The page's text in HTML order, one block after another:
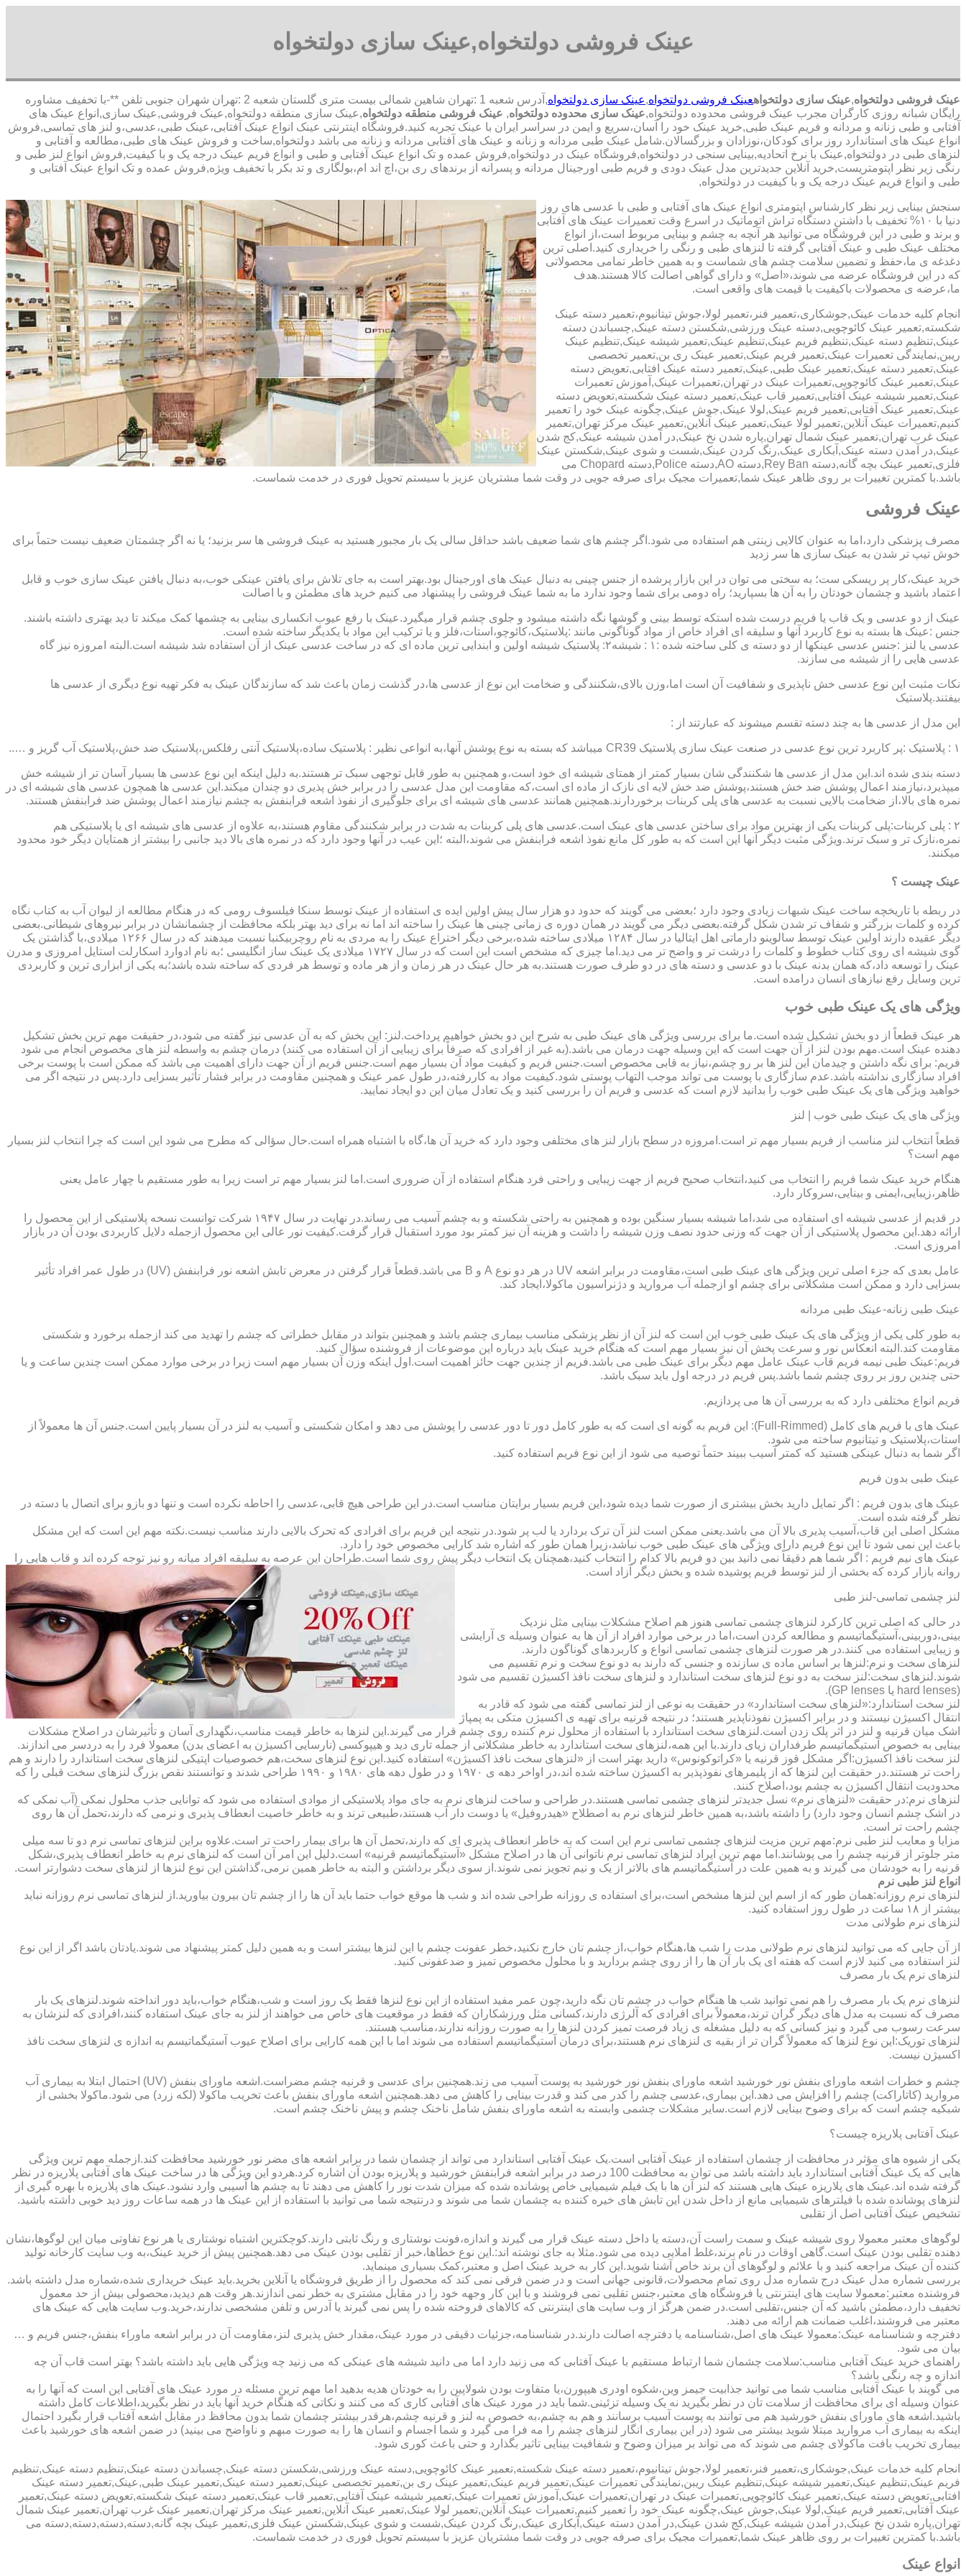
عینک فروشی دولتخواه,عینک سازی دولتخواه
عینک فروشی دولتخواه,عینک سازی دولتخواهعینک فروشی دولتخواه,عینک سازی دولتخواه
,آدرس شعبه 1 :تهران شاهین شمالی بیست متری گلستان شعبه 2 :تهران شهران جنوبی تلفن **-با تخفیف مشاوره
رایگان شبانه روزی کارگران مجرب عینک فروشی محدوده دولتخواه,عینک سازی محدوده دولتخواه, عینک فروشی منطقه دولتخواه,عینک سازی منطقه دولتخواه,عینک فروشی,عینک سازی,انواع عینک های
آفتابی و طبی زنانه و مردانه و فریم عینک طبی,خرید عینک خود را آسان،سریع و ایمن در سراسر ایران با عینک تجربه کنید.فروشگاه اینترنتی عینک انواع عینک آفتابی،عینک طبی،عدسی،و لنز های تماسی,فروش
انواع عینک های استاندارد روز برای کودکان،نوزادان و بزرگسالان.شامل عینک طبی مردانه و زنانه و عینک های آفتابی مردانه و زنانه می باشد دولتخواه,ساخت و فروش عینک های طبی،مطالعه و آفتابی و
لنزهای طبی در دولتخواه,عینک با نرخ اتحادیه,بینایی سنجی در دولتخواه,فروشگاه عینک در دولتخواه,فروش عمده و تک انواع عینک آفتابی و طبی و انواع فریم عینک درجه یک و با کیفیت,فروش انواع لنز طبی و
رنگی زیر نظر اپتومتریست,خرید آنلاین جدیدترین مدل عینک دودی و فریم طبی اورجینال مردانه و پسرانه از برندهای ری بن،اچ اند ام،بولگاری و تد بکر با تخفیف ویژه,فروش عمده و تک انواع عینک آفتابی و
طبی و انواع فریم عینک درجه یک و با کیفیت در دولتخواه,
سنجش بینایی زیر نظر کارشناس اپتومتری انواع عینک های آفتابی و طبی با عدسی های روز
دنیا با ۱۰% تخفیف با داشتن دستگاه تراش اتوماتیک در اسرع وقت تعمیرات عینک های آفتابی
و برند و طبی در این فروشگاه می توانید هر آنچه به چشم و بینایی مربوط است،از انواع
مختلف عینک طبی و عینک آفتابی گرفته تا لنزهای طبی و رنگی را خریداری کنید.اصلی ترین
دغدغه ی ما،حفظ و تضمین سلامت چشم های شماست و به همین خاطر تمامی محصولاتی
که در این فروشگاه عرضه می شوند،«اصل» و دارای گواهی اصالت کالا هستند.هدف
ما،عرضه ی محصولات باکیفیت با قیمت های واقعی است.
انجام کلیه خدمات عینک,جوشکاری،تعمیر فنر،تعمیر لولا،جوش تیتانیوم،تعمیر دسته عینک
شکسته,تعمیر عینک کائوچویی,دسته عینک ورزشی,شکستن دسته عینک,چسباندن دسته
عینک,تنظیم دسته عینک,تنظیم فریم عینک,تنظیم عینک,تعمیر شیشه عینک,تنظیم عینک
ریبن,نمایندگی تعمیرات عینک,تعمیر فریم عینک,تعمیر عینک ری بن,تعمیر تخصصی
عینک,تعمیر دسته عینک,تعمیر عینک طبی,عینک,تعمیر دسته عینک افتابی,تعویض دسته
عینک,تعمیر عینک کائوچویی,تعمیرات عینک در تهران,تعمیرات عینک,آموزش تعمیرات
عینک,تعمیر شیشه عینک آفتابی,تعمیر قاب عینک,تعمیر دسته عینک شکسته,تعویض دسته
عینک,تعمیر عینک آفتابی,تعمیر فریم عینک,لولا عینک,جوش عینک,چگونه عینک خود را تعمیر
کنیم,تعمیرات عینک آنلاین,تعمیر لولا عینک,تعمیر عینک آنلاین,تعمیر عینک مرکز تهران,تعمیر
عینک غرب تهران,تعمیر عینک شمال تهران,پاره شدن نخ عینک,در آمدن شیشه عینک,کج شدن
عینک,در آمدن دسته عینک,آبکاری عینک,رنگ کردن عینک,شست و شوی عینک,شکستن عینک
فلزی,تعمیر عینک بچه گانه,دسته Rey Ban,دسته AO,دسته Police,دسته Chopard می
باشد.با کمترین تغییرات بر روی ظاهر عینک شما,تعمیرات مجیک برای صرفه جویی در وقت شما مشتریان عزیز با سیستم تحویل فوری در خدمت شماست.
عینک فروشی
مصرف پزشکی دارد،اما به عنوان کالایی زینتی هم استفاده می شود.اگر چشم های شما ضعیف باشد حداقل سالی یک بار مجبور هستید به عینک فروشی ها سر بزنید؛ یا نه اگر چشمتان ضعیف نیست حتماً برای
خوش تیپ تر شدن به عینک سازی ها سر زدید
خرید عینک،کار پر ریسکی ست؛ به سختی می توان در این بازار پرشده از جنس چینی به دنبال عینک های اورجینال بود.بهتر است به جای تلاش برای یافتن عینکی خوب،به دنبال یافتن عینک سازی خوب و قابل
اعتماد باشید و چشمان خودتان را به آن ها بسپارید؛ راه دومی برای شما وجود ندارد ما به شما عینک فروشی را پیشنهاد می کنیم خرید های مطمئن و با اصالت
عینک از دو عدسی و یک قاب یا فریم درست شده استکه توسط بینی و گوشها نگه داشته میشود و جلوی چشم قرار میگیرد.عینک با رفع عیوب انکساری بینایی به چشمها کمک میکند تا دید بهتری داشته باشند.
جنس :عینک ها بسته به نوع کاربرد آنها و سلیقه ای افراد خاص از مواد گوناگونی مانند :پلاستیک،کائوچو،استات،فلز و یا ترکیب این مواد با یکدیگر ساخته شده است.
عدسی یا لنز :جنس عدسی عینکها از دو دسته ی کلی ساخته شده :۱ : شیشه۲: پلاستیک شیشه اولین و ابندایی ترین ماده ای که در ساخت عدسی عینک از آن استفاده شد شیشه است.البته امروزه نیز گاه
عدسی هایی را از شیشه می سازند.
نکات مثبت این نوع عدسی خش ناپذیری و شفافیت آن است اما،وزن بالای،شکنندگی و ضخامت این نوع از عدسی ها،در گذشت زمان باعث شد که سازندگان عینک به فکر تهیه نوع دیگری از عدسی ها
بیفتند.پلاستیک
این مدل از عدسی ها به چند دسته تقسم میشوند که عبارتند از :
۱ : پلاستیک :پر کاربرد ترین نوع عدسی در صنعت عینک سازی پلاستیک CR39 میباشد که بسته به نوع پوشش آنها،به انواعی نظیر : پلاستیک ساده،پلاستیک آنتی رفلکس،پلاستیک ضد خش،پلاستیک آب گریز و …..
دسته بندی شده اند.این مدل از عدسی ها شکنندگی شان بسیار کمتر از همتای شیشه ای خود است،و همچنین به طور قابل توجهی سبک تر هستند.به دلیل اینکه این نوع عدسی ها بسیار آسان تر از شیشه خش
میپذیرد،نیازمند اعمال پوشش ضد خش هستند،پوشش ضد خش لایه ای نازک از ماده ای است،که مقاومت این مدل عدسی را در برابر خش پذیری دو چندان میکند.این عدسی ها همچون عدسی های شیشه ای در
نمره های بالا،از ضخامت بالایی نسبت به عدسی های پلی کربنات برخوردارند.همچنین همانند عدسی های شیشه ای برای جلوگیری از نفوذ اشعه فرابنفش به چشم نیازمند اعمال پوشش ضد فرابنفش هستند.
۲ : پلی کربنات:پلی کربنات یکی از بهترین مواد برای ساختن عدسی های عینک است.عدسی های پلی کربنات به شدت در برابر شکنندگی مقاوم هستند،به علاوه از عدسی های شیشه ای یا پلاستیکی هم
نمره،نازک تر و سبک ترند.ویژگی مثبت دیگر آنها این است که به طور کل مانع نفوذ اشعه فرابنفش می شوند،البته ؛این عیب در آنها وجود دارد که در نمره های بالا دید جانبی را بیشتر از همتایان دیگر خود محدود
میکنند.
عینک چیست ؟
در ربطه با تاریخچه ساخت عینک شبهات زیادی وجود دارد ؛بعضی می گویند که حدود دو هزار سال پیش اولین ایده ی استفاده از عینک توسط سنکا فیلسوف رومی که در هنگام مطالعه از لیوان آب به کتاب نگاه
کرده و کلمات بزرگتر و شفاف تر شدن شکل گرفته.بعضی دیگر می گویند در همان دوره ی زمانی چینی ها عینک را ساخته اند اما نه برای دید بهتر بلکه محافظت از چشمانشان در برابر نیروهای شیطانی.بعضی
دیگر عقیده دارند اولین عینک توسط سالوینو دارماتی اهل ایتالیا در سال ۱۲۸۴ میلادی ساخته شده،برخی دیگر اختراع عینک را به مردی به نام روچربیکنبا نسبت میدهند که در سال ۱۲۶۶ میلادی،با گذاشتن یک
گوی شیشه ای روی کتاب خطوط و کلمات را درشت تر و واضح تر می دید.اما چیزی که مشخص است این است که در سال ۱۷۲۷ میلادی یک عینک ساز انگلیسی ؛به نام ادوارد اسکارلت استایل امروزی و مدرن
عینک را توسعه داد،که همان بدنه عینک با دو عدسی و دسته های در دو طرف صورت هستند.به هر حال عینک در هر زمان و از هر ماده و توسط هر فردی که ساخته شده باشد؛به یکی از ابزاری ترین و کاربردی
ترین وسایل رفع نیازهای انسان درامده است.
ویژگی های یک عینک طبی خوب
هر عینک قطعاً از دو بخش تشکیل شده است.ما برای بررسی ویژگی های عینک طبی به شرح این دو بخش خواهیم پرداخت.لنز: این بخش که به آن عدسی نیز گفته می شود،در حقیقت مهم ترین بخش تشکیل
دهنده عینک است.مهم بودن لنز از آن جهت است که این وسیله جهت درمان می باشد.(به غیر از افرادی که صرفاً برای زیبایی از آن استفاده می کنند) درمان چشم به واسطه لنز های مخصوص انجام می شود
فریم: برای نگه داشتن و چیدمان این لنز ها بر رو چشم،نیاز به قابی مخصوص است.جنس فریم و کیفیت مواد آن بسیار مهم است.جنس فریم از آن جهت دارای اهمیت می باشد که ممکن است با پوست برخی
افراد سازگاری نداشته باشد.عدم سازگاری با پوست می تواند موجب التهاب پوستی شود.کیفیت مواد به کاررفته،در طول عمر عینک و همچنین مقاومت در برابر فشار تأثیر بسزایی دارد.پس در نتیجه اگر می
خواهید ویژگی های یک عینک طبی خوب را بدانید لازم است که عدسی و فریم آن را بررسی کنید و یک تعادل میان این دو ایجاد نمایید.
ویژگی های یک عینک طبی خوب | لنز
قطعاً انتخاب لنز مناسب از فریم بسیار مهم تر است.امروزه در سطح بازار لنز های مختلفی وجود دارد که خرید آن ها،گاه با اشتباه همراه است.حال سؤالی که مطرح می شود این است که چرا انتخاب لنز بسیار
مهم است؟
هنگام خرید عینک شما فریم را انتخاب می کنید،انتخاب صحیح فریم از جهت زیبایی و راحتی فرد هنگام استفاده از آن ضروری است.اما لنز بسیار مهم تر است زیرا به طور مستقیم با چهار عامل یعنی
ظاهر،زیبایی،ایمنی و بینایی،سروکار دارد.
در قدیم از عدسی شیشه ای استفاده می شد،اما شیشه بسیار سنگین بوده و همچنین به راحتی شکسته و به چشم آسیب می رساند.در نهایت در سال ۱۹۴۷ شرکت توانست نسخه پلاستیکی از این محصول را
ارائه دهد.این محصول پلاستیکی از آن جهت که وزنی حدود نصف وزن شیشه را داشت و هزینه آن نیز کمتر بود مورد استقبال قرار گرفت.کیفیت نور عالی این محصول ازجمله دلایل کاربردی بودن آن در بازار
امروزی است.
عامل بعدی که جزء اصلی ترین ویژگی های عینک طبی است،مقاومت در برابر اشعه UV در هر دو نوع A و B می باشد.قطعاً قرار گرفتن در معرض تابش اشعه نور فرابنفش (UV) در طول عمر افراد تأثیر
بسزایی دارد و ممکن است مشکلاتی برای چشم او ازجمله آب مروارید و دژنراسیون ماکولا،ایجاد کند.
عینک طبی زنانه-عینک طبی مردانه
به طور کلی یکی از ویژگی های یک عینک طبی خوب این است که لنز آن از نظر پزشکی مناسب بیماری چشم باشد و همچنین بتواند در مقابل خطراتی که چشم را تهدید می کند ازجمله برخورد و شکستی
مقاومت کند.البته انعکاس نور و سرعت پخش آن نیز بسیار مهم است که هنگام خرید عینک باید درباره این موضوعات از فروشنده سؤال کنید.
فریم:عینک طبی نیمه فریم قاب عینک عامل مهم دیگر برای عینک طبی می باشد.فریم از چندین جهت حائز اهمیت است.اول اینکه وزن آن بسیار مهم است زیرا در برخی موارد ممکن است چندین ساعت و یا
حتی چندین روز بر روی چشم شما باشد.پس فریم در درجه اول باید سبک باشد.
فریم انواع مختلفی دارد که به بررسی آن ها می پردازیم.
عینک های با فریم های کامل (Full-Rimmed): این فریم به گونه ای است که به طور کامل دور تا دور عدسی را پوشش می دهد و امکان شکستی و آسیب به لنز در آن بسیار پایین است.جنس آن ها معمولاً از
استات،پلاستیک و تیتانیوم ساخته می شود.
اگر شما به دنبال عینکی هستید که کمتر آسیب ببیند حتماً توصیه می شود از این نوع فریم استفاده کنید.
عینک طبی بدون فریم
عینک های بدون فریم : اگر تمایل دارید بخش بیشتری از صورت شما دیده شود،این فریم بسیار برایتان مناسب است.در این طراحی هیچ قابی،عدسی را احاطه نکرده است و تنها دو بازو برای اتصال با دسته در
نظر گرفته شده است.
مشکل اصلی این قاب،آسیب پذیری بالا آن می باشد.یعنی ممکن است لنز آن ترک بردارد یا لب پر شود.در نتیجه این فریم برای افرادی که تحرک بالایی دارند مناسب نیست.نکته مهم این است که این مشکل
باعث این نمی شود تا این نوع فریم دارای ویژگی های عینک طبی خوب نباشد،زیرا همان طور که اشاره شد کارایی مخصوص خود را دارد.
عینک های نیم فریم : اگر شما هم دقیقاً نمی دانید بین دو فریم بالا کدام را انتخاب کنید،همچنان یک انتخاب دیگر پیش روی شما است.طراحان این عرصه به سلیقه افراد میانه رو نیز توجه کرده اند و قاب هایی را
روانه بازار کرده که بخشی از لنز توسط فریم پوشیده شده و بخش دیگر آزاد است.
لنز چشمی تماسی-لنز طبی
در حالی که اصلی ترین کارکرد لنزهای چشمی تماسی هنوز هم اصلاح مشکلات بینایی مثل نزدیک
بینی،دوربینی،آستیگماتیسم و مطالعه کردن است،اما در برخی موارد افراد از آن ها به عنوان وسیله ی آرایشی
و زیبایی استفاده می کنند.در هر صورت لنزهای چشمی تماسی انواع و کاربردهای گوناگون دارند.
لنزهای سخت و نرم:لنزها بر اساس ماده ی سازنده و جنسی که دارند به دو نوع سخت و نرم تقسیم می
شوند.لنزهای سخت:لنز سخت به دو نوع لنزهای سخت استاندارد و لنزهای سخت نافذ اکسیژن تقسیم می شود
(hard lenses یا GP lenses).
لنز سخت استاندارد:«لنزهای سخت استاندارد» در حقیقت به نوعی از لنز تماسی گفته می شود که قادر به
انتقال اکسیژن نیستند و در برابر اکسیژن نفوذناپذیر هستند؛ در نتیجه قرنیه برای تهیه ی اکسیژن متکی به پمپاژ
اشک میان قرنیه و لنز در اثر پلک زدن است.لنزهای سخت استاندارد با استفاده از محلول نرم کننده روی چشم قرار می گیرند.این لنزها به خاطر قیمت مناسب،نگهداری آسان و تأثیرشان در اصلاح مشکلات
بینایی به خصوص آستیگماتیسم طرفداران زیای دارند.با این همه،لنزهای سخت استاندارد به خاطر مشکلاتی از جمله تاری دید و هیپوکسی (نارسایی اکسیژن به اعضای بدن) معمولا فرد را به دردسر می اندازند.
لنز سخت نافذ اکسیژن:اگر مشکل قوز قرنیه یا «کراتوکونوس» دارید بهتر است از «لنزهای سخت نافذ اکسیژن» استفاده کنید.این نوع لنزهای سخت،هم خصوصیات اپتیکی لنزهای سخت استاندارد را دارند و هم
راحت تر هستند.در حقیقت این لنزها که از پلیمرهای نفوذپذیر به اکسیژن ساخته شده اند،در اواخر دهه ی ۱۹۷۰ و در طول دهه های ۱۹۸۰ و ۱۹۹۰ طراحی شدند و توانستند نقص بزرگ لنزهای سخت قبلی را که
محدودیت انتقال اکسیژن به چشم بود،اصلاح کنند.
لنزهای نرم:در حقیقت «لنزهای نرم» نسل جدیدتر لنزهای چشمی تماسی هستند.در طراحی و ساخت لنزهای نرم به جای مواد پلاستیکی از موادی استفاده می شود که توانایی جذب محلول نمکی (آب نمکی که
در اشک چشم انسان وجود دارد) را داشته باشد،به همین خاطر لنزهای نرم به اصطلاح «هیدروفیل» یا دوست دار آب هستند،طبیعی ترند و به خاطر خاصیت انعطاف پذیری و نرمی که دارند،تحمل آن ها روی
چشم راحت تر است.
مزایا و معایب لنز طبی نرم:مهم ترین مزیت لنزهای چشمی تماسی نرم این است که به خاطر انعطاف پذیری ای که دارند،تحمل آن ها برای بیمار راحت تر است.علاوه براین لنزهای تماسی نرم دو تا سه میلی
متر جلوتر از قرنیه چشم را می پوشانند.اما مهم ترین ایراد لنزهای تماسی نرم ناتوانی آن ها در اصلاح مشکل «آستیگماتیسم قرنیه» است.دلیل این امر آن است که لنزهای نرم به خاطر انعطاف پذیری،شکل
قرنیه را به خودشان می گیرند و به همین علت در آستیگماتیسم های بالاتر از یک و نیم تجویز نمی شوند.از سوی دیگر برداشتن و البته به خاطر همین نرمی،گذاشتن این نوع لنزها از لنزهای سخت دشوارتر است.
انواع لنز طبی نرم
لنزهای نرم روزانه:همان طور که از اسم این لنزها مشخص است،برای استفاده ی روزانه طراحی شده اند و شب ها موقع خواب حتما باید آن ها را از چشم تان بیرون بیاورید.از لنزهای تماسی نرم روزانه نباید
بیشتر از ۱۸ ساعت در طول روز استفاده کنید.
لنزهای نرم طولانی مدت
از آن جایی که می توانید لنزهای نرم طولانی مدت را شب ها،هنگام خواب،از چشم تان خارج نکنید،خطر عفونت چشم با این لنزها بیشتر است و به همین دلیل کمتر پیشنهاد می شوند.یادتان باشد اگر از این نوع
لنز استفاده می کنید لازم است که هفته ای یک بار آن ها را از روی چشم بردارید و با محلول مخصوص تمیز و ضدعفونی کنید.
لنزهای نرم یک بار مصرف
لنزهای نرم یک بار مصرف را هم نمی توانید شب ها هنگام خواب در چشم تان نگه دارید،چون عمر مفید استفاده از این نوع لنزها فقط یک روز است و شب،هنگام خواب،باید دور انداخته شوند.لنزهای یک بار
مصرف که نسبت به مدل های دیگر گران ترند،معمولاً برای افرادی که آلرژی دارند،کسانی مثل ورزشکاران که فقط در موقعیت های خاص می خواهند از لنز به جای عینک استفاده کنند،افرادی که لنزشان به
سرعت رسوب می گیرد و نیز کسانی که به دلیل مشغله ی زیاد فرصت تمیز کردن لنزها را به صورت روزانه ندارند،مناسب هستند.
لنزهای توریک:این نوع لنزها که معمولاً گران تر از بقیه ی لنزهای نرم هستند،برای درمان آستیگماتیسم استفاده می شوند اما با این همه کارایی برای اصلاح عیوب آستیگماتیسم به اندازه ی لنزهای سخت نافذ
اکسیژن نیست.
چشم و خطرات اشعه ماورای بنفش نور خورشید اشعه ماورای بنفش نور خورشید به پوست آسیب می زند.همچنین برای عدسی و قرنیه چشم مضراست.اشعه ماورای بنفش (UV) احتمال ابتلا به بیماری آب
مروارید (کاتاراکت) چشم را افزایش می دهد.این بیماری،عدسی چشم را کدر می کند و قدرت بینایی را کاهش می دهد.همچنین اشعه ماورای بنفش باعث تخریب ماکولا (لکه زرد) می شود.ماکولا بخشی از
شبکیه چشم است که برای وضوح بینایی لازم است.سایر مشکلات چشمی وابسته به اشعه ماورای بنفش شامل ناخنک چشم و پیش ناخنک چشم است.
عینک آفتابی پلاریزه چیست؟
یکی از شیوه های مؤثر در محافظت از چشمان استفاده از عینک آفتابی است.یک عینک آفتابی استاندارد می تواند از چشمان شما در برابر اشعه های مضر نور خورشید محافظت کند.ازجمله مهم ترین ویژگی
هایی که یک عینک آفتابی استاندارد باید داشته باشد می توان به محافظت 100 درصد در برابر اشعه فرابنفش خورشید و پلاریزه بودن آن اشاره کرد.هردو این ویژگی ها در ساخت عینک های آفتابی پلاریزه در نظر
گرفته شده اند.عینک های پلاریزه عینک هایی هستند که لنز آن ها با یک فیلم شیمیایی خاص پوشانده شده که میزان شدت نور را کاهش می دهند تا به چشم ها آسیبی وارد نشود.عینک های پلاریزه با بهره گیری از
لنزهای پوشانده شده با فیلترهای شیمیایی مانع از داخل شدن این تابش های خیره کننده به چشمان شما می شوند و درنتیجه شما می توانید با استفاده از این عینک ها در همه ساعات روز دید خوبی داشته باشید.
تشخیص عینک آفتابی اصل از تقلبی
لوگوهای معتبر معمولا روی شیشه عینک و سمت راست آن،دسته یا داخل دسته عینک قرار می گیرند و اندازه،فونت نوشتاری و رنگ ثابتی دارند.کوچکترین اشتباه نوشتاری یا هر نوع تفاوتی میان این لوگوها،نشان
دهنده تقلبی بودن عینک است.گاهی اوقات در نام برند،غلط املایی دیده می شود.مثلا به جای نوشته اند:.این نوع خطاها،خبر از تقلبی بودن عینک می دهد.همچنین پیش از خرید عینک،به وب سایت کارخانه تولید
کننده آن عینک مراجعه کنید و با علائم و لوگوهای آن برند خاص آشنا شوید.این کار به خرید عینک اصل و معتبر،کمک بسیاری مینماید.
بررسی شماره مدل عینک درج شماره مدل روی تمام محصولات،قانونی جهانی است و در ضمن فرقی نمی کند که محصول را از طریق فروشگاه یا آنلاین بخرید.باید عینک خریداری شده،شماره مدل داشته باشد.
فروشنده معتبر:معمولا سایت های اینترنتی یا فروشگاه های معتبر،جنس تقلبی نمی فروشند و با این کار وجهه خود را در مقابل مشتری به خطر نمی اندازند.هر وقت هم دیدید،محصولی بیش از حد معمول
تخفیف دارد،مطمئن باشید که آن جنس،تقلبی است.در ضمن هرگز از وب سایت های اینترنتی که کالاهای فروخته شده را پس نمی گیرند یا آدرس و تلفن مشخصی ندارند،خرید.وب سایت هایی که عینک های
معتبر می فروشند،اغلب ضمانت هم ارائه می دهند.
دفترچه و شناسنامه عینک:معمولا عینک های اصل،شناسنامه یا دفترچه اصالت دارند.در شناسنامه،جزئیات دقیقی در مورد عینک،مقدار خش پذیری لنز،مقاومت آن در برابر اشعه ماوراء بنفش،جنس فریم و …
بیان می شود.
راهنمای خرید عینک آفتابی مناسب:سلامت چشمان شما ارتباط مستقیم با عینک آفتابی که می زنید دارد اما می دانید شیشه های عینکی که می زنید چه ویژگی هایی باید داشته باشد؟ بهتر است قاب آن چه
اندازه و چه رنگی باشد؟
می گویند با عینک آفتابی مناسب شما می توانید جذابیت جیمز وین،شکوه اودری هیپورن،یا متفاوت بودن شولاپین را به خودتان هدیه بدهید اما مهم ترین مسئله در مورد عینک های آفتابی این است که آنها را به
عنوان وسیله ای برای محافظت از سلامت تان در نظر بگیرید نه یک وسیله تزئینی.شما باید در مورد عینک های آفتابی کاری که می کنند و نکاتی که هنگام خرید آنها باید در نظر بگیرید،اطلاعات کامل داشته
باشید.اشعه های ماورای بنفش خورشید هم می توانند به پوست آسیب برسانند و هم به چشم،به خصوص به لنز و قرنیه چشم،هرقدر بیشتر چشمان شما بدون محافظ در مقابل اشعه آفتاب قرار بگیرد احتمال
اینکه به بیماری آب مروارید مبتلا شوید بیشتر می شود (در این بیماری انگار لنزهای چشم را مه فرا می گیرد و شما اجسام و انسان ها را به صورت مبهم و ناواضح می بینید) در ضمن اشعه های خورشید باعث
بیماری تخریب بافت ماکولای چشم می شوند که می تواند بر میزان وضوح و شفافیت بینایی تاثیر بگذارد و حتی باعث کوری شود.
انجام کلیه خدمات عینک,جوشکاری،تعمیر فنر،تعمیر لولا،جوش تیتانیوم،تعمیر دسته عینک شکسته,تعمیر عینک کائوچویی,دسته عینک ورزشی,شکستن دسته عینک,چسباندن دسته عینک,تنظیم دسته عینک,تنظیم
فریم عینک,تنظیم عینک,تعمیر شیشه عینک,تنظیم عینک ریبن,نمایندگی تعمیرات عینک,تعمیر فریم عینک,تعمیر عینک ری بن,تعمیر تخصصی عینک,تعمیر دسته عینک,تعمیر عینک طبی,عینک,تعمیر دسته عینک
افتابی,تعویض دسته عینک,تعمیر عینک کائوچویی,تعمیرات عینک در تهران,تعمیرات عینک,آموزش تعمیرات عینک,تعمیر شیشه عینک آفتابی,تعمیر قاب عینک,تعمیر دسته عینک شکسته,تعویض دسته عینک,تعمیر
عینک آفتابی,تعمیر فریم عینک,لولا عینک,جوش عینک,چگونه عینک خود را تعمیر کنیم,تعمیرات عینک آنلاین,تعمیر لولا عینک,تعمیر عینک آنلاین,تعمیر عینک مرکز تهران,تعمیر عینک غرب تهران,تعمیر عینک شمال
تهران,پاره شدن نخ عینک,در آمدن شیشه عینک,کج شدن عینک,در آمدن دسته عینک,آبکاری عینک,رنگ کردن عینک,شست و شوی عینک,شکستن عینک فلزی,تعمیر عینک بچه گانه,دسته,دسته,دسته,دسته می
باشد.با کمترین تغییرات بر روی ظاهر عینک شما,تعمیرات مجیک برای صرفه جویی در وقت شما مشتریان عزیز با سیستم تحویل فوری در خدمت شماست.
انواع عینک